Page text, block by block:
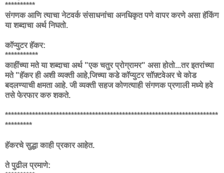
**********
संगणक आणि त्याचा नेटवर्क संसाधनांचा अनधिकृत पणे वापर करणे असा हॅकिंग
या शब्दाचा अर्थ निघतो.
कॉप्युटर हॅकर:
***********
काहींच्या मते या शब्दाचा अर्थ "एक चतुर प्रोग्रामर" असा होतो...तर इतरांच्या
मते "हॅकर ही अशी व्यक्ती आहे,जिच्या कडे कॉप्युटर सॉफ़्टवेअर चे कोड
बदलण्याची क्षमता आहे. जी व्यक्ती सहज कोणत्याही संगणक प्रणाली मध्ये हवे
तसे फेरफार करु शकते.
***********************************************************************
*********
हॅकरचे सुद्धा काही प्रकार आहेत.
ते पुढील प्रमाणे: